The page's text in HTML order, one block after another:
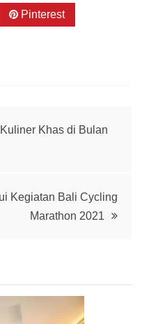
Pinterest
Khas di Bulan
Kegiatan Bali Cycling
Marathon 2021